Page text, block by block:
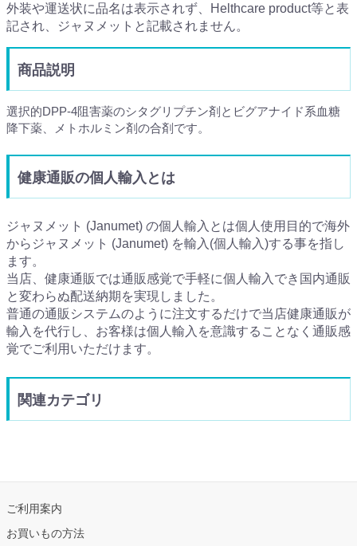
外装や運送状に品名は表示されず、Helthcare product等と表
記され、ジャヌメットと記載されません。
商品説明
選択的DPP-4阻害薬のシタグリプチン剤とビグアナイド系血糖
降下薬、メトホルミン剤の合剤です。
健康通販の個人輸入とは
ジャヌメット (Janumet) の個人輸入とは個人使用目的で海外
からジャヌメット (Janumet) を輸入(個人輸入)する事を指し
ます。
当店、健康通販では通販感覚で手軽に個人輸入でき国内通販
と変わらぬ配送納期を実現しました。
普通の通販システムのように注文するだけで当店健康通販が
輸入を代行し、お客様は個人輸入を意識することなく通販感
覚でご利用いただけます。
関連カテゴリ
ご利用案内
お買いもの方法